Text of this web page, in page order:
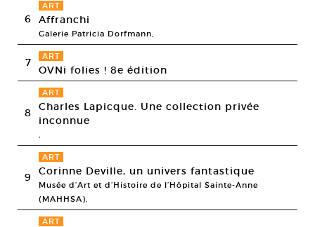
6
ART
Affranchi
Galerie Patricia Dorfmann,
7 ART
OVNi folies ! 8e édition
8
ART
Charles Lapicque. Une collection privée
inconnue
,
9
ART
Corinne Deville, un univers fantastique
Musée d’Art et d’Histoire de l’Hôpital Sainte-Anne
(MAHHSA),
ART